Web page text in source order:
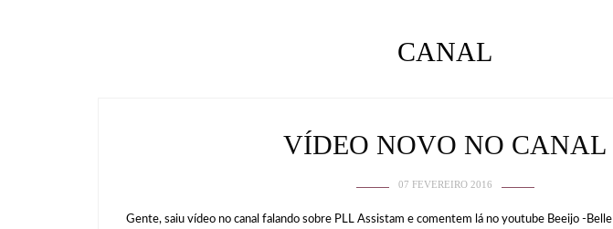
CANAL
VÍDEO NOVO NO CANAL
07 FEVEREIRO 2016
Gente, saiu vídeo no canal falando sobre PLL Assistam e comentem lá no youtube Beeijo -Belle